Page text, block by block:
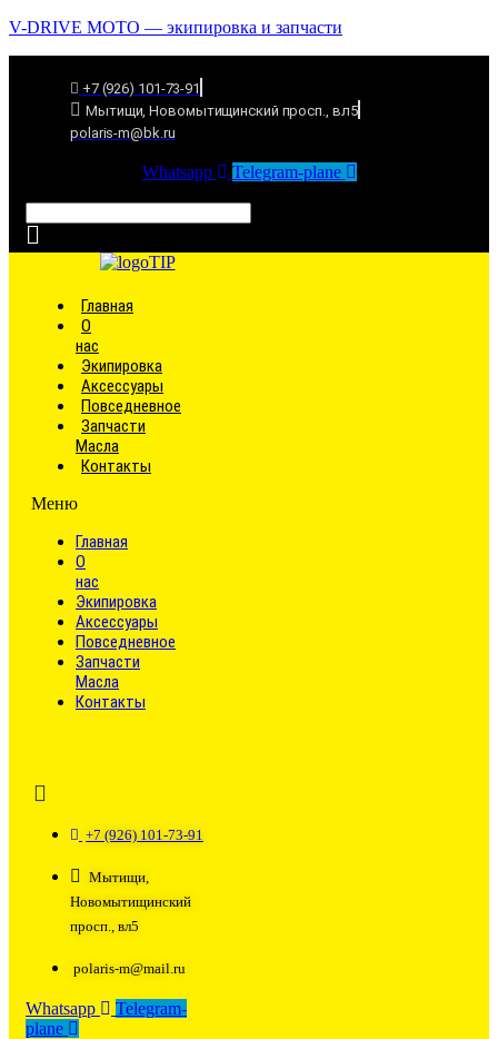
V-DRIVE MOTO — экипировка и запчасти
+7 (926) 101-73-91
Мытищи, Новомытищинский просп., вл5
polaris-m@bk.ru
Whatsapp
Telegram-plane
Главная
О
нас
Экипировка
Аксессуары
Повседневное
Запчасти
Масла
Контакты
Меню
Главная
О
нас
Экипировка
Аксессуары
Повседневное
Запчасти
Масла
Контакты
+7 (926) 101-73-91
Мытищи,
Новомытищинский
просп., вл5
polaris-m@mail.ru
Whatsapp
Telegram-
plane